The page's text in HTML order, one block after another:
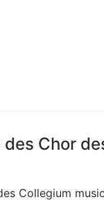
Chor
Collegium